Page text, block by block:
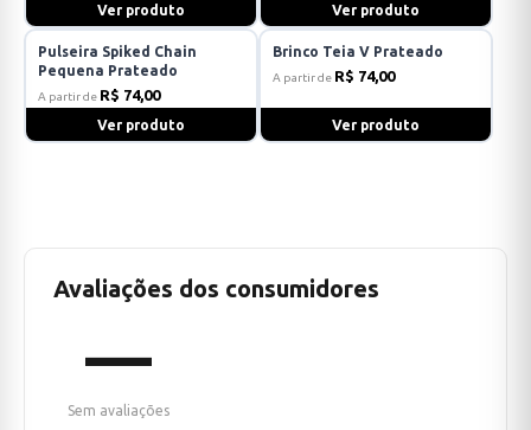
Ver produto Ver produto
Pulseira Spiked Chain
Pequena Prateado
A partir de R$ 74,00
Ver produto
Brinco Teia V Prateado
A partir de R$ 74,00
Ver produto
Avaliações dos consumidores
—
Sem avaliações